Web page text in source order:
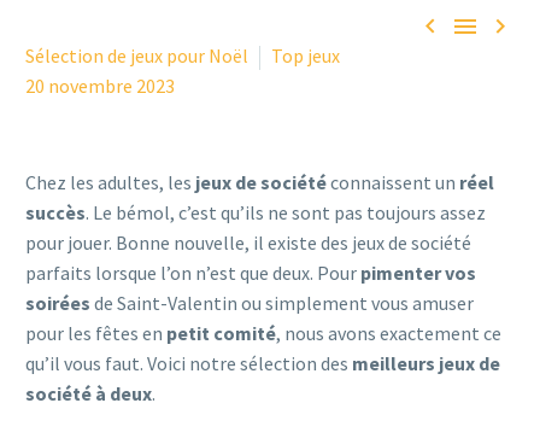
  
Sélection de jeux pour Noël
Top jeux
20 novembre 2023
Chez les adultes, les jeux de sociétéconnaissent un réel
succès. Le bémol, c’est qu’ils ne sont pas toujours assez
pour jouer. Bonne nouvelle, il existe des jeux de société
parfaits lorsque l’on n’est que deux. Pour pimenter vos
soirées de Saint-Valentin ou simplement vous amuser
pour les fêtes en petit comité, nous avons exactement ce
qu’il vous faut. Voici notre sélection des meilleurs jeux de
société à deux.